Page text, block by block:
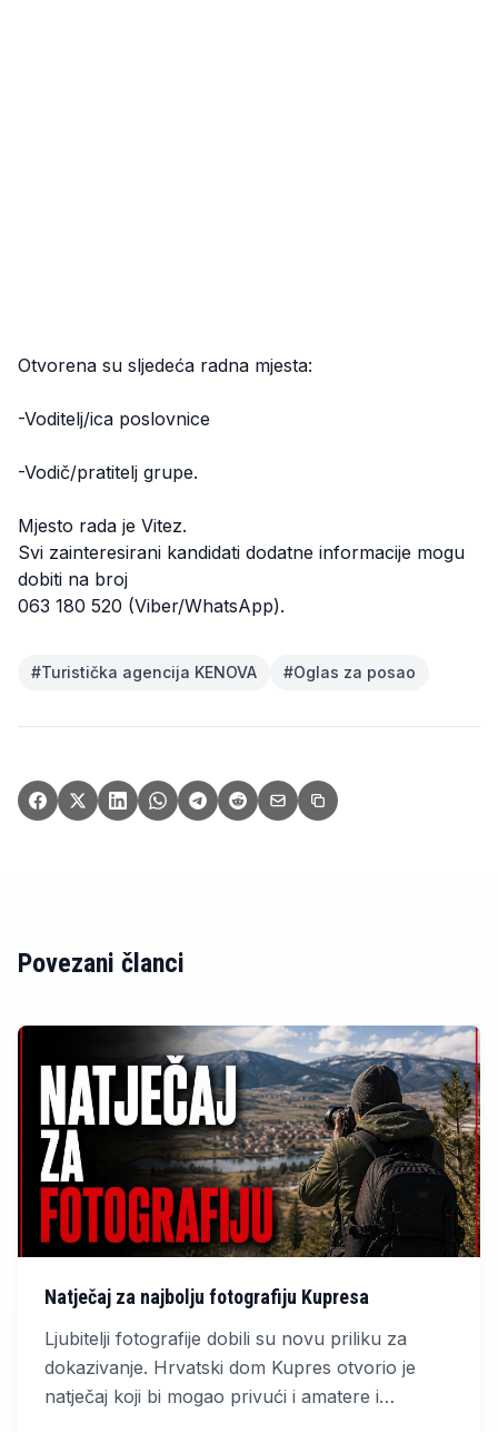
Otvorena su sljedeća radna mjesta:
-Voditelj/ica poslovnice
-Vodič/pratitelj grupe.
Mjesto rada je Vitez.
Svi zainteresirani kandidati dodatne informacije mogu
dobiti na broj
063 180 520 (Viber/WhatsApp).
#Turistička agencija KENOVA #Oglas za posao
Povezani članci
Natječaj za najbolju fotografiju Kupresa
Ljubitelji fotografije dobili su novu priliku za
dokazivanje. Hrvatski dom Kupres otvorio je
natječaj koji bi mogao privući i amatere i